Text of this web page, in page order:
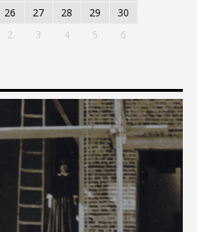
26 27 28 29
30
2 3 4 5 6